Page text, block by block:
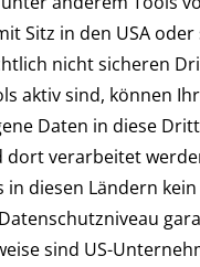
Sitz in den USA
nicht sicheren
aktiv sind, können
Daten in diese
verarbeitet
in diesen Ländern
sind US-